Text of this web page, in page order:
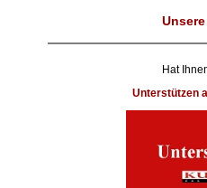
Hat
Unterstützen